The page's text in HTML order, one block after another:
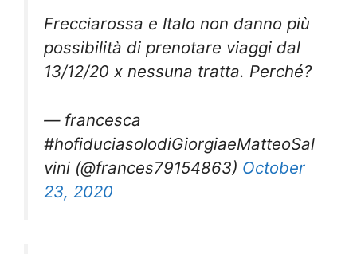
Frecciarossa e Italo non danno più
possibilità di prenotare viaggi dal
13/12/20 x nessuna tratta. Perché?
— francesca
#hofiduciasolodiGiorgiaeMatteoSal
vini (@frances79154863) October
23, 2020